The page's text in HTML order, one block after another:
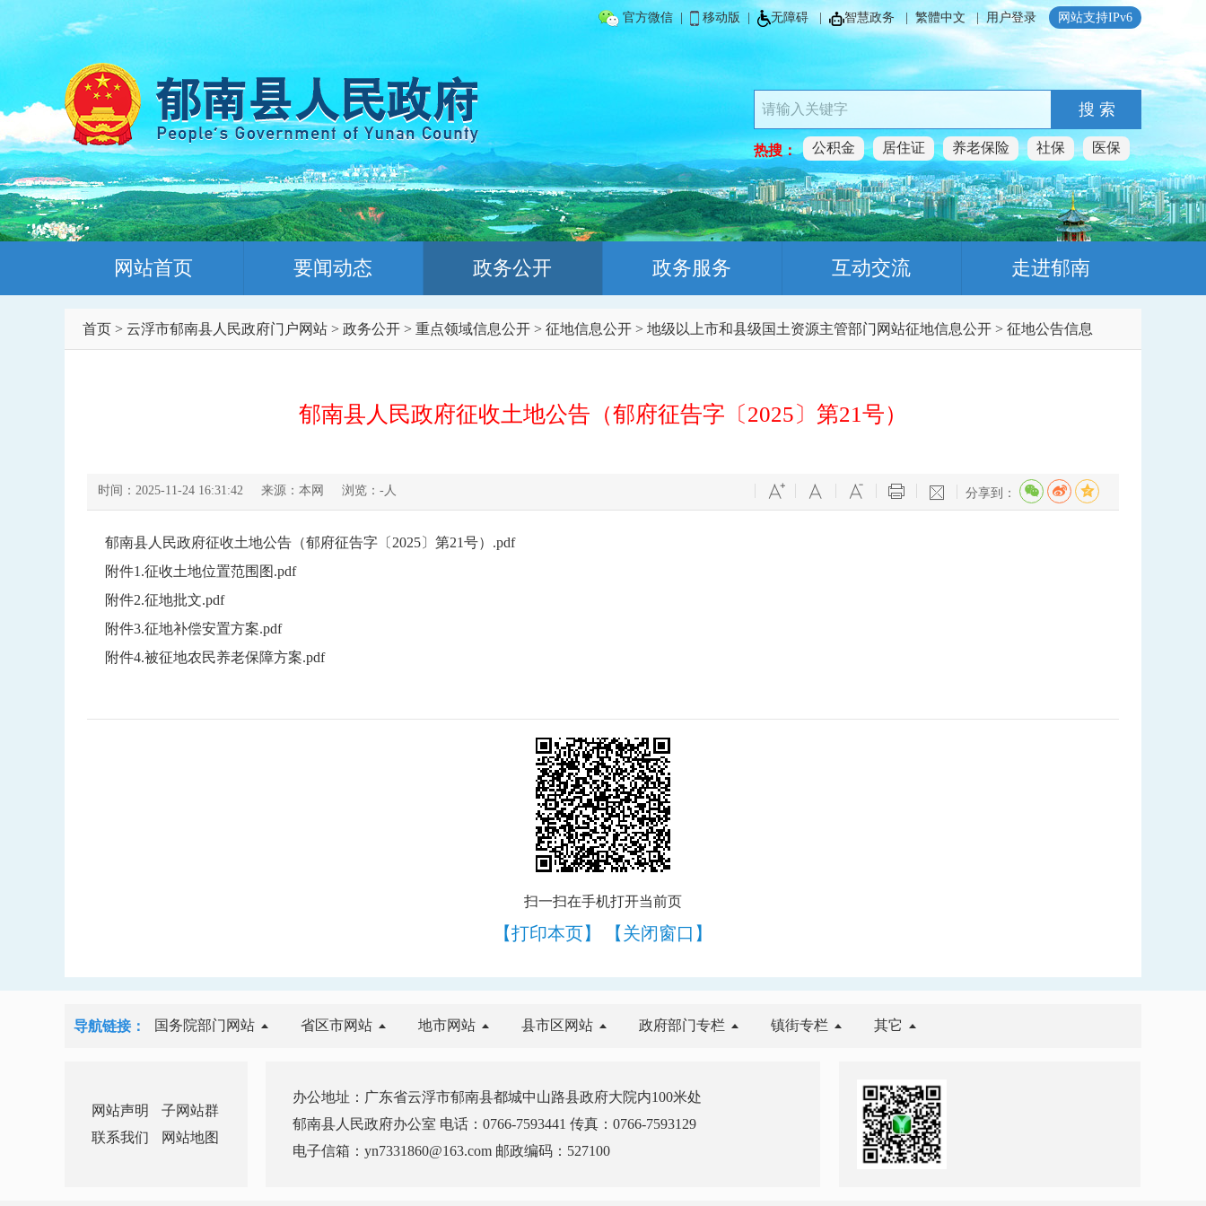
官方微信 移动版 无障碍 | 智慧政务| 繁體中文| 用户登录 网站支持IPv6
搜 索
热搜： 公积金 居住证 养老保险 社保 医保
网站首页 要闻动态 政务公开 政务服务 互动交流 走进郁南
首页 > 云浮市郁南县人民政府门户网站 > 政务公开 > 重点领域信息公开 > 征地信息公开 > 地级以上市和县级国土资源主管部门网站征地信息公开 > 征地公告信息
郁南县人民政府征收土地公告（郁府征告字〔2025〕第21号）
时间：2025-11-24 16:31:42 来源：本网 浏览： - 人 分享到：
郁南县人民政府征收土地公告（郁府征告字〔2025〕第21号）.pdf
附件1.征收土地位置范围图.pdf
附件2.征地批文.pdf
附件3.征地补偿安置方案.pdf
附件4.被征地农民养老保障方案.pdf
扫一扫在手机打开当前页
【打印本页】 【关闭窗口】
导航链接： 国务院部门网站 省区市网站 地市网站 县市区网站 政府部门专栏 镇街专栏 其它
网站声明
子网站群
联系我们
网站地图
办公地址：广东省云浮市郁南县都城中山路县政府大院内100米处
郁南县人民政府办公室 电话：0766-7593441 传真：0766-7593129
电子信箱：yn7331860@163.com 邮政编码：527100